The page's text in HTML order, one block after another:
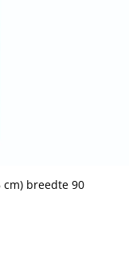
cm) breedte 90